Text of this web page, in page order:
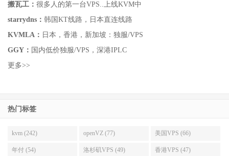
搬瓦工： 很多人的第一台VPS..上线KVM中
starrydns： 韩国KT线路，日本直连线路
KVMLA： 日本，香港，新加坡：独服/VPS
GGY： 国内低价独服/VPS，深港IPLC
更多>>
热门标签
kvm (242) openVZ (77) 美国VPS (66)
年付 (54) 洛杉矶VPS (49) 香港VPS (47)